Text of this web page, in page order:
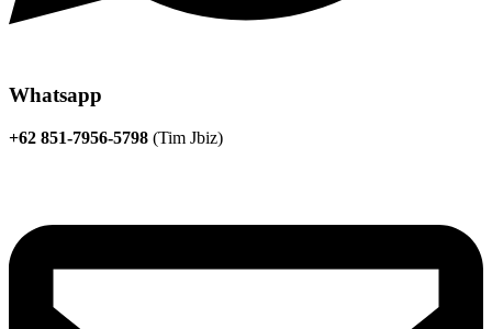
Whatsapp
+62 851-7956-5798 (Tim Jbiz)